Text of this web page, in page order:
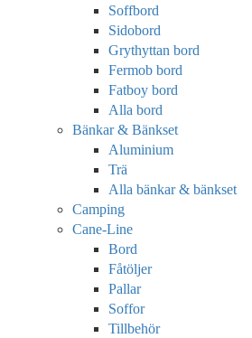
Soffbord
Sidobord
Grythyttan bord
Fermob bord
Fatboy bord
Alla bord
Bänkar & Bänkset
Aluminium
Trä
Alla bänkar & bänkset
Camping
Cane-Line
Bord
Fåtöljer
Pallar
Soffor
Tillbehör